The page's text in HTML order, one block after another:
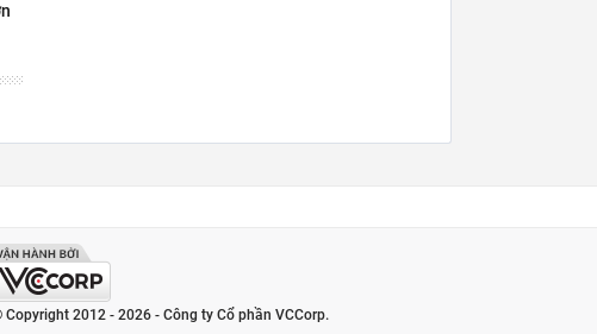
Copyright 2012 - 2026 - Công ty Cổ phần VCCorp.